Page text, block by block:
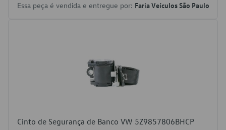
Essa peça é vendida e entregue por: Faria Veículos São Paulo
Cinto de Segurança de Banco VW 5Z9857806BHCP